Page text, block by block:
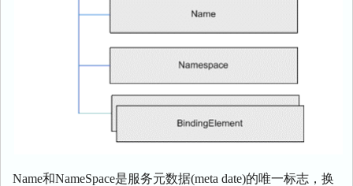
Name和NameSpace是服务元数据(meta date)的唯一标志，换